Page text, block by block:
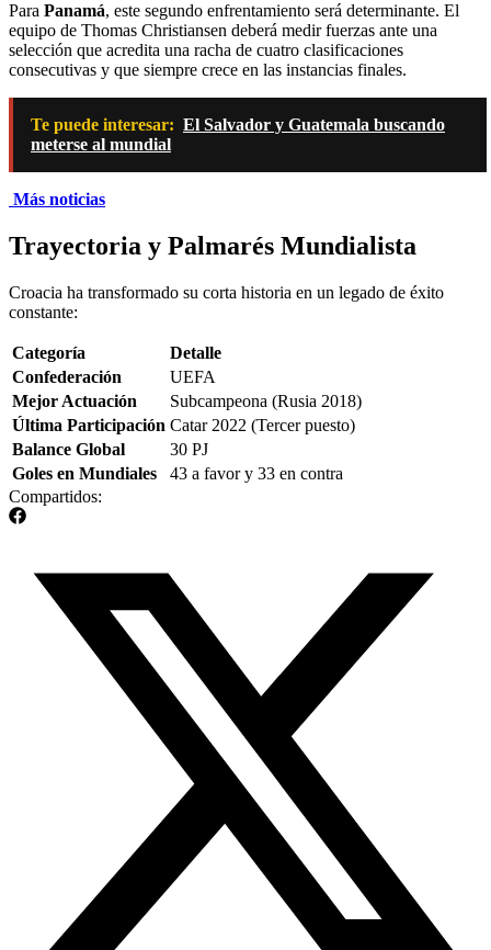
Para Panamá, este segundo enfrentamiento será determinante. El
equipo de Thomas Christiansen deberá medir fuerzas ante una
selección que acredita una racha de cuatro clasificaciones
consecutivas y que siempre crece en las instancias finales.
Te puede interesar: El Salvador y Guatemala buscando
meterse al mundial
Más noticias
Trayectoria y Palmarés Mundialista
Croacia ha transformado su corta historia en un legado de éxito
constante:
Categoría
Detalle
Confederación
UEFA
Mejor Actuación
Subcampeona (Rusia 2018)
Última Participación Catar 2022 (Tercer puesto)
Balance Global
30 PJ
Goles en Mundiales
43 a favor y 33 en contra
Compartidos: